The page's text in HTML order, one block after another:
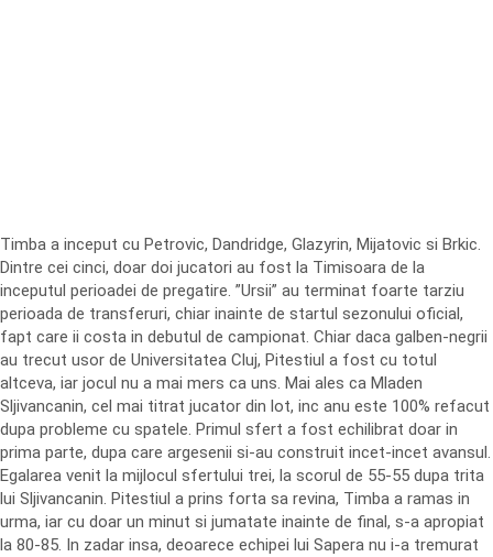
Timba a inceput cu Petrovic, Dandridge, Glazyrin, Mijatovic si Brkic.
Dintre cei cinci, doar doi jucatori au fost la Timisoara de la
inceputul perioadei de pregatire. ”Ursii” au terminat foarte tarziu
perioada de transferuri, chiar inainte de startul sezonului oficial,
fapt care ii costa in debutul de campionat. Chiar daca galben-negrii
au trecut usor de Universitatea Cluj, Pitestiul a fost cu totul
altceva, iar jocul nu a mai mers ca uns. Mai ales ca Mladen
Sljivancanin, cel mai titrat jucator din lot, inc anu este 100% refacut
dupa probleme cu spatele. Primul sfert a fost echilibrat doar in
prima parte, dupa care argesenii si-au construit incet-incet avansul.
Egalarea venit la mijlocul sfertului trei, la scorul de 55-55 dupa trita
lui Sljivancanin. Pitestiul a prins forta sa revina, Timba a ramas in
urma, iar cu doar un minut si jumatate inainte de final, s-a apropiat
la 80-85. In zadar insa, deoarece echipei lui Sapera nu i-a tremurat